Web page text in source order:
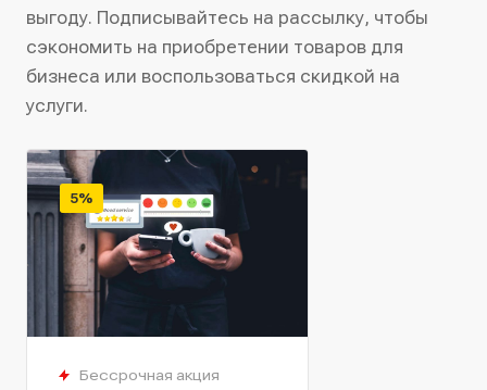
выгоду. Подписывайтесь на рассылку, чтобы
сэкономить на приобретении товаров для
бизнеса или воспользоваться скидкой на
услуги.
Бессрочная акция
5%